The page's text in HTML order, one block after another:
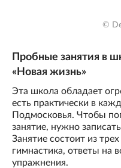
©
Пробные занятия в
«Новая жизнь»
Эта школа обладает
есть практически в
Подмосковья. Чтобы
занятие, нужно
Занятие состоит из
гимнастика, ответы на
упражнения.